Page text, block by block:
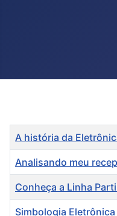
Título
A história da
Analisando meu
Conheça a Linha
Simbologia Eletrônica